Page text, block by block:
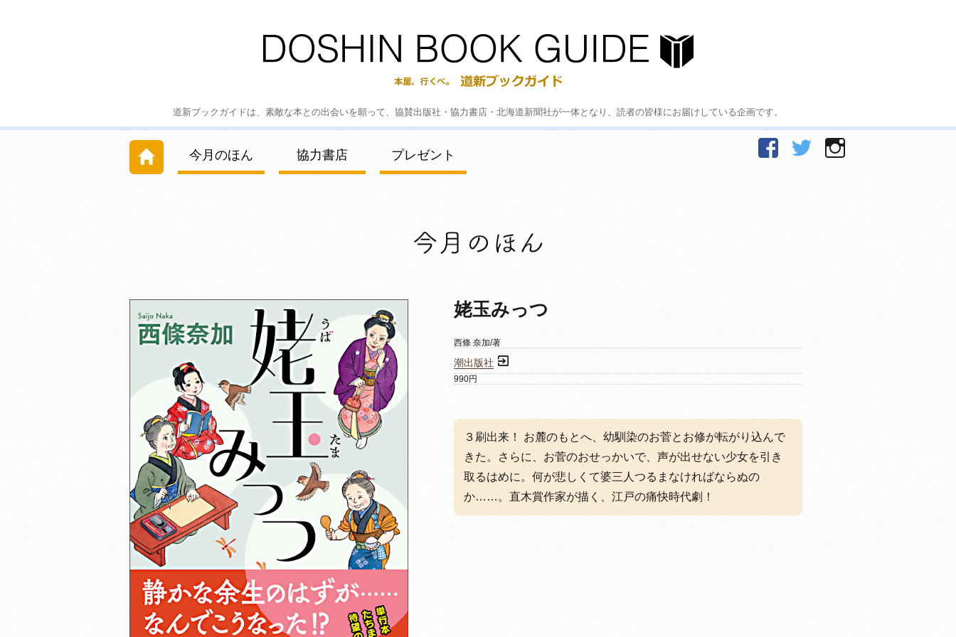
道新ブックガイドは、素敵な本との出会いを願って、協賛出版社・協力書店・北海道新聞社が一体となり、読者の皆様にお届けしている企画です。
今月のほん 協力書店 プレゼント
facebookTwitter
姥玉みっつ
西條 奈加/著
潮出版社
990円
３刷出来！ お麓のもとへ、幼馴染のお菅とお修が転がり込んで
きた。さらに、お菅のおせっかいで、声が出せない少女を引き
取るはめに。何が悲しくて婆三人つるまなければならぬの
か……。直木賞作家が描く、江戸の痛快時代劇！